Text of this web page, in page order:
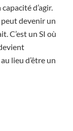
d’agir.
devenir un
C’est un SI où
lieu d’être un